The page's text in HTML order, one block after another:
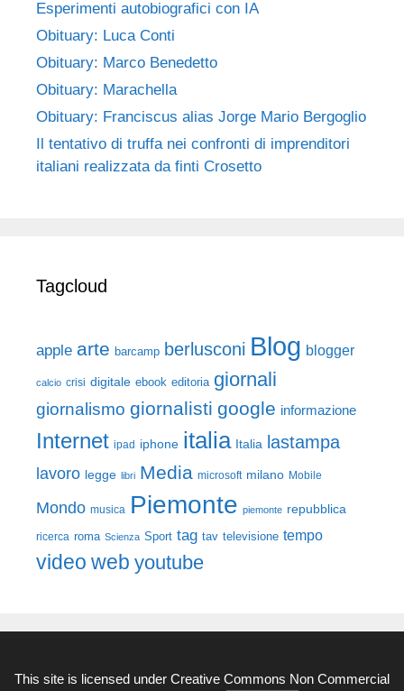
Esperimenti autobiografici con IA
Obituary: Luca Conti
Obituary: Marco Benedetto
Obituary: Marachella
Obituary: Franciscus alias Jorge Mario Bergoglio
Il tentativo di truffa nei confronti di imprenditori
italiani realizzata da finti Crosetto
Tagcloud
apple arte barcamp berlusconi Blog blogger
calcio crisi digitale ebook editoria giornali
giornalismo giornalisti google informazione
Internet ipad iphone italia Italia lastampa
lavoro legge libri Media microsoft milano Mobile
Mondo musica Piemonte piemonte repubblica
ricerca roma Scienza Sport tag tav televisione tempo
video web youtube
This site is licensed under Creative Commons Non Commercial